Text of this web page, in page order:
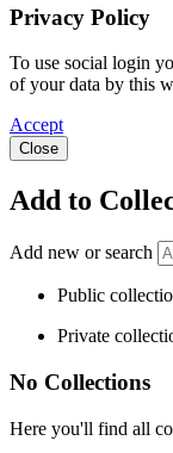
Privacy Policy
To use social login
of your data by this
Accept
Close
Add to
Add new or search
Public
Private
No Collections
Here you'll find all